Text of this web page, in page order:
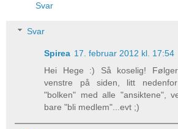
Svar
Svar
Spirea 17. februar 2012 kl. 17:54
Hei Hege :) Så koselig!
venstre på siden, litt
"bolken" med alle "ansiktene",
bare "bli medlem"...evt ;)